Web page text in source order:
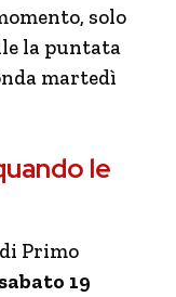
solo
la puntata
martedì
le
Primo
sabato 19